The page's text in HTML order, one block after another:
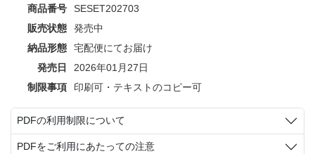
商品番号
SESET202703
販売状態
発売中
納品形態
宅配便にてお届け
発売日
2026年01月27日
制限事項
印刷可・テキストのコピー可
PDFの利用制限について
PDFをご利用にあたっての注意